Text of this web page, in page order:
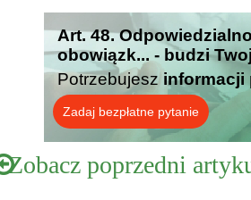
Art. 48.
obowiązk... - budzi
Potrzebujesz informacji
Zadaj bezpłatne pytanie
Zobacz poprzedni